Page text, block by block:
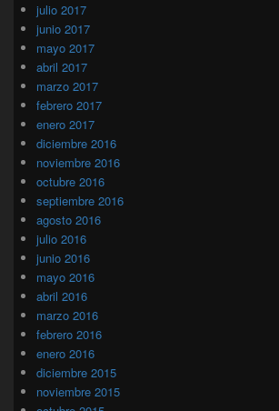
julio 2017
junio 2017
mayo 2017
abril 2017
marzo 2017
febrero 2017
enero 2017
diciembre 2016
noviembre 2016
octubre 2016
septiembre 2016
agosto 2016
julio 2016
junio 2016
mayo 2016
abril 2016
marzo 2016
febrero 2016
enero 2016
diciembre 2015
noviembre 2015